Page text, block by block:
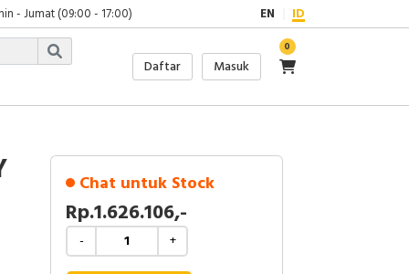
- Jumat (09:00 - 17:00) EN ID
Daftar Masuk
0
Chat untuk Stock
Rp.1.626.106,-
- +